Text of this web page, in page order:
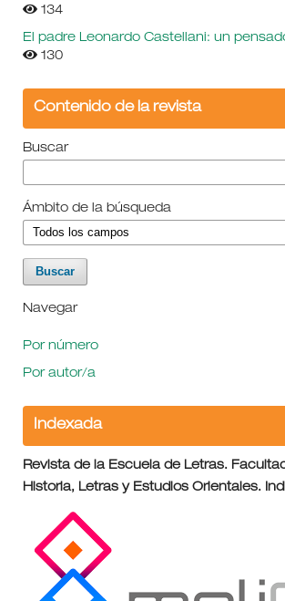
134
El padre Leonardo Castellani: un
130
Contenido de la revista
Buscar
Ámbito de la búsqueda
Navegar
Por número
Por autor/a
Indexada
Revista de la Escuela de Letras.
Historia, Letras y Estudios Orientales.